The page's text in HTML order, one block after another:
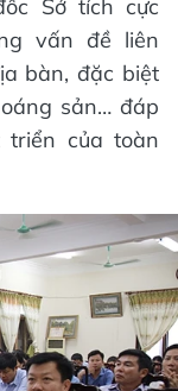
Sở tích cực
vấn đề liên
bàn, đặc biệt
sản… đáp
của toàn